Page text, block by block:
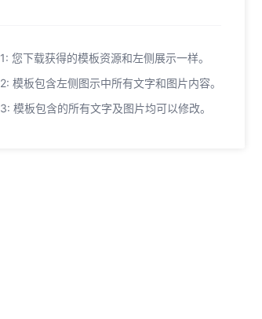
1: 您下载获得的模板资源和左侧展示一样。
2: 模板包含左侧图示中所有文字和图片内容。
3: 模板包含的所有文字及图片均可以修改。